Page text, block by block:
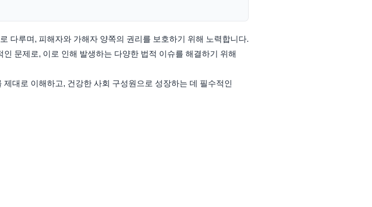
다루며, 피해자와 가해자 양쪽의 권리를 보호하기 위해 노력합니다.
문제로, 이로 인해 발생하는 다양한 법적 이슈를 해결하기 위해
대로 이해하고, 건강한 사회 구성원으로 성장하는 데 필수적인